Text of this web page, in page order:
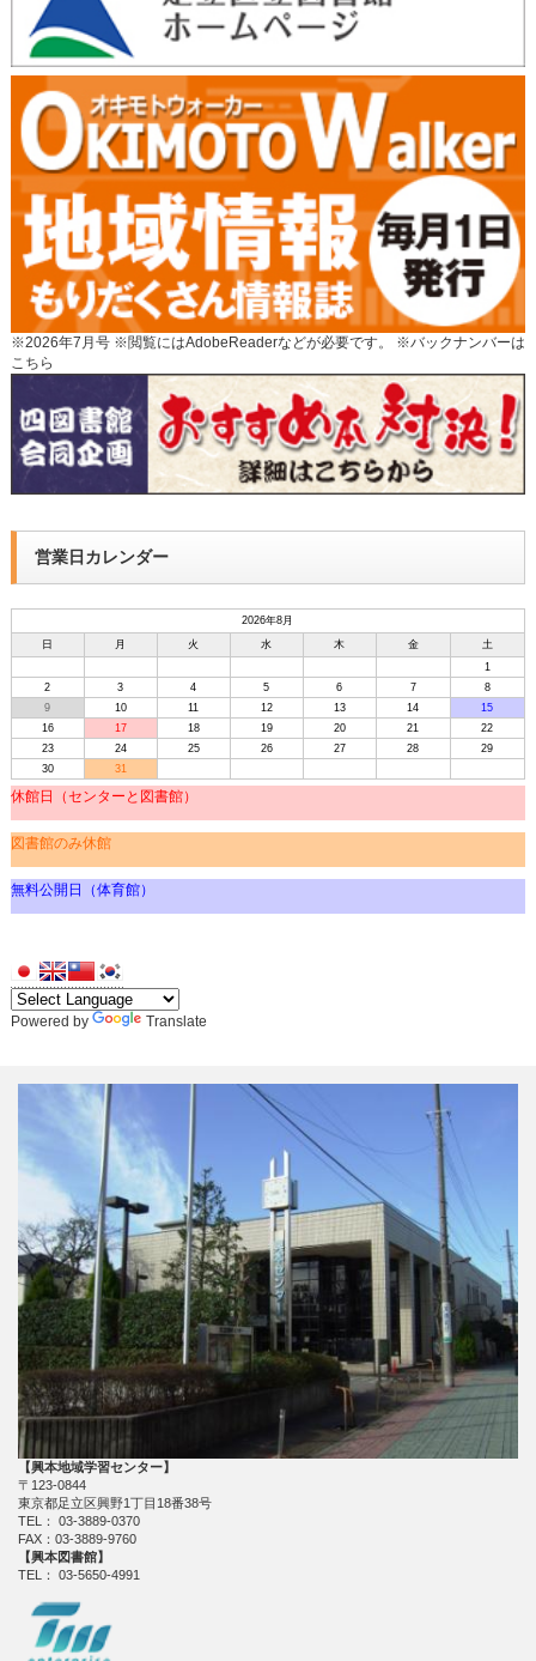
※2026年7月号 ※閲覧にはAdobeReaderなどが必要です。 ※バックナンバーは
こちら
営業日カレンダー
2026年8月
日
月 火 水 木 金
土
1
2
3 4 5 6 7
8
9
10 11 12 13 14
15
16
17 18 19 20 21
22
23
24 25 26 27 28
29
30
31
休館日（センターと図書館）
図書館のみ休館
無料公開日（体育館）
Powered by Translate
【興本地域学習センター】
〒123-0844
東京都足立区興野1丁目18番38号
TEL： 03-3889-0370
FAX：03-3889-9760
【興本図書館】
TEL： 03-5650-4991